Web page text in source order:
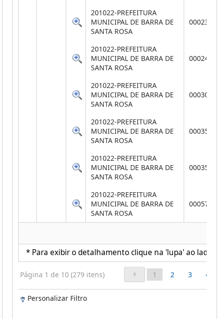
* Para exibir o detalhamento clique na 'lupa' ao lado
201022-PREFEITURA
MUNICIPAL DE BARRA DE
SANTA ROSA
0002331
201022-PREFEITURA
MUNICIPAL DE BARRA DE
SANTA ROSA
0002409
201022-PREFEITURA
MUNICIPAL DE BARRA DE
SANTA ROSA
0003058
201022-PREFEITURA
MUNICIPAL DE BARRA DE
SANTA ROSA
0003502
201022-PREFEITURA
MUNICIPAL DE BARRA DE
SANTA ROSA
0003583
201022-PREFEITURA
MUNICIPAL DE BARRA DE
SANTA ROSA
0005753
Página 1 de 10 (279 itens) 1 2 3 4
Personalizar Filtro